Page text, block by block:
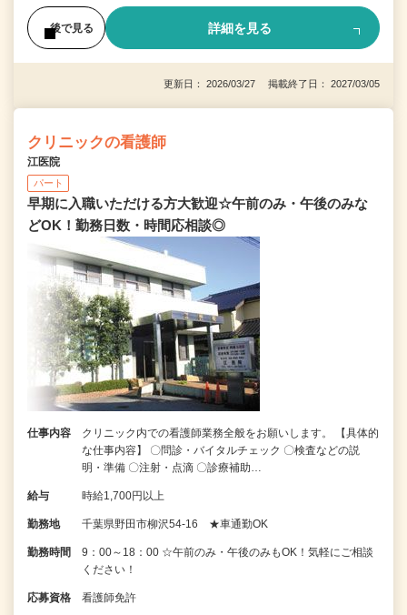
後で見る 詳細を見る
更新日： 2026/03/27 掲載終了日： 2027/03/05
クリニックの看護師
江医院
パート
早期に入職いただける方大歓迎☆午前のみ・午後のみな
どOK！勤務日数・時間応相談◎
仕事内容
クリニック内での看護師業務全般をお願いします。 【具体的
な仕事内容】 〇問診・バイタルチェック 〇検査などの説
明・準備 〇注射・点滴 〇診療補助…
給与 時給1,700円以上
勤務地 千葉県野田市柳沢54-16 ★車通勤OK
勤務時間
9：00～18：00 ☆午前のみ・午後のみもOK！気軽にご相談
ください！
応募資格 看護師免許